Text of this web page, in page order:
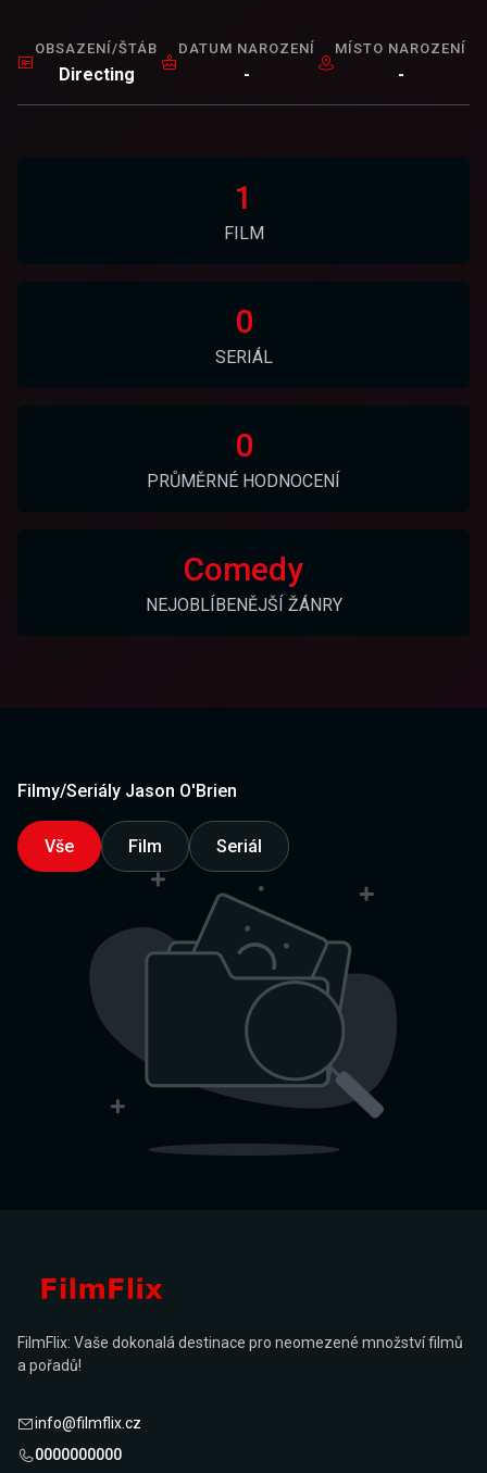
OBSAZENÍ/ŠTÁB
Directing
DATUM NAROZENÍ
-
MÍSTO NAROZENÍ
-
1
FILM
0
SERIÁL
0
PRŮMĚRNÉ HODNOCENÍ
Comedy
NEJOBLÍBENĚJŠÍ ŽÁNRY
Filmy/Seriály Jason O'Brien
Vše Film Seriál
FilmFlix: Vaše dokonalá destinace pro neomezené množství filmů
a pořadů!
info@filmflix.cz
0000000000